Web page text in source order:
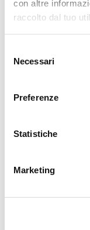
con altre
raccolto dal tuo
delNecessari
Preferenze
Statistiche
Marketing
CONDIVIDI
Monica
condoglianze alla
Lascia ora un